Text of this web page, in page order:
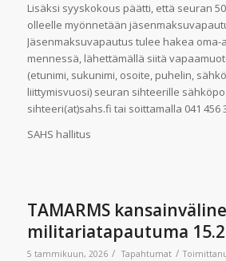
Lisäksi syyskokous päätti, että seuran
olleelle myönnetään
Jäsenmaksuvapautus tulee hakea oma-
mennessä, lähettämällä siitä
(etunimi, sukunimi, osoite, puhelin,
liittymisvuosi) seuran sihteerille
sihteeri(at)sahs.fi tai soittamalla 041 456
SAHS hallitus
TAMARMS
militariatapautuma
5 tammikuun, 2026 / Tapahtumat /